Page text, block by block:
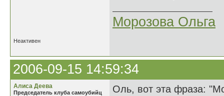
Морозова Ольга
Неактивен
2006-09-15 14:59:34
Алиса Деева
Председатель клуба самоубийц
Оль, вот эта фраза: